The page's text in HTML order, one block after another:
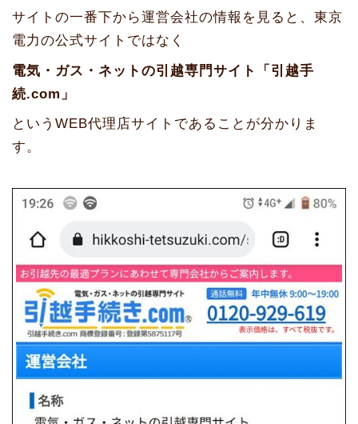
サイトの一番下から運営会社の情報を見ると、東京
電力の公式サイトではなく
電気・ガス・ネットの引越専門サイト「引越手
続.com」
というWEB代理店サイトであることが分かりま
す。